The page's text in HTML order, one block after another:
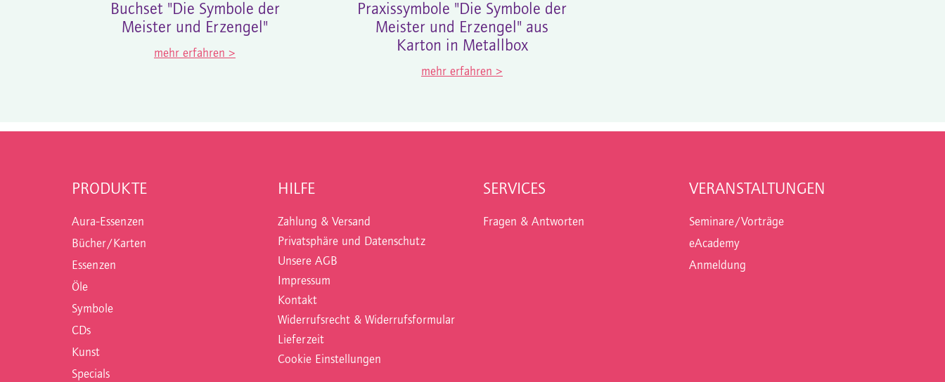
Buchset "Die Symbole der
Meister und Erzengel"
mehr erfahren >
Praxissymbole "Die Symbole der
Meister und Erzengel" aus
Karton in Metallbox
mehr erfahren >
PRODUKTE
Aura-Essenzen
Bücher/Karten
Essenzen
Öle
Symbole
CDs
Kunst
Specials
HILFE
Zahlung & Versand
Privatsphäre und Datenschutz
Unsere AGB
Impressum
Kontakt
Widerrufsrecht & Widerrufsformular
Lieferzeit
Cookie Einstellungen
SERVICES
Fragen & Antworten
VERANSTALTUNGEN
Seminare/Vorträge
eAcademy
Anmeldung